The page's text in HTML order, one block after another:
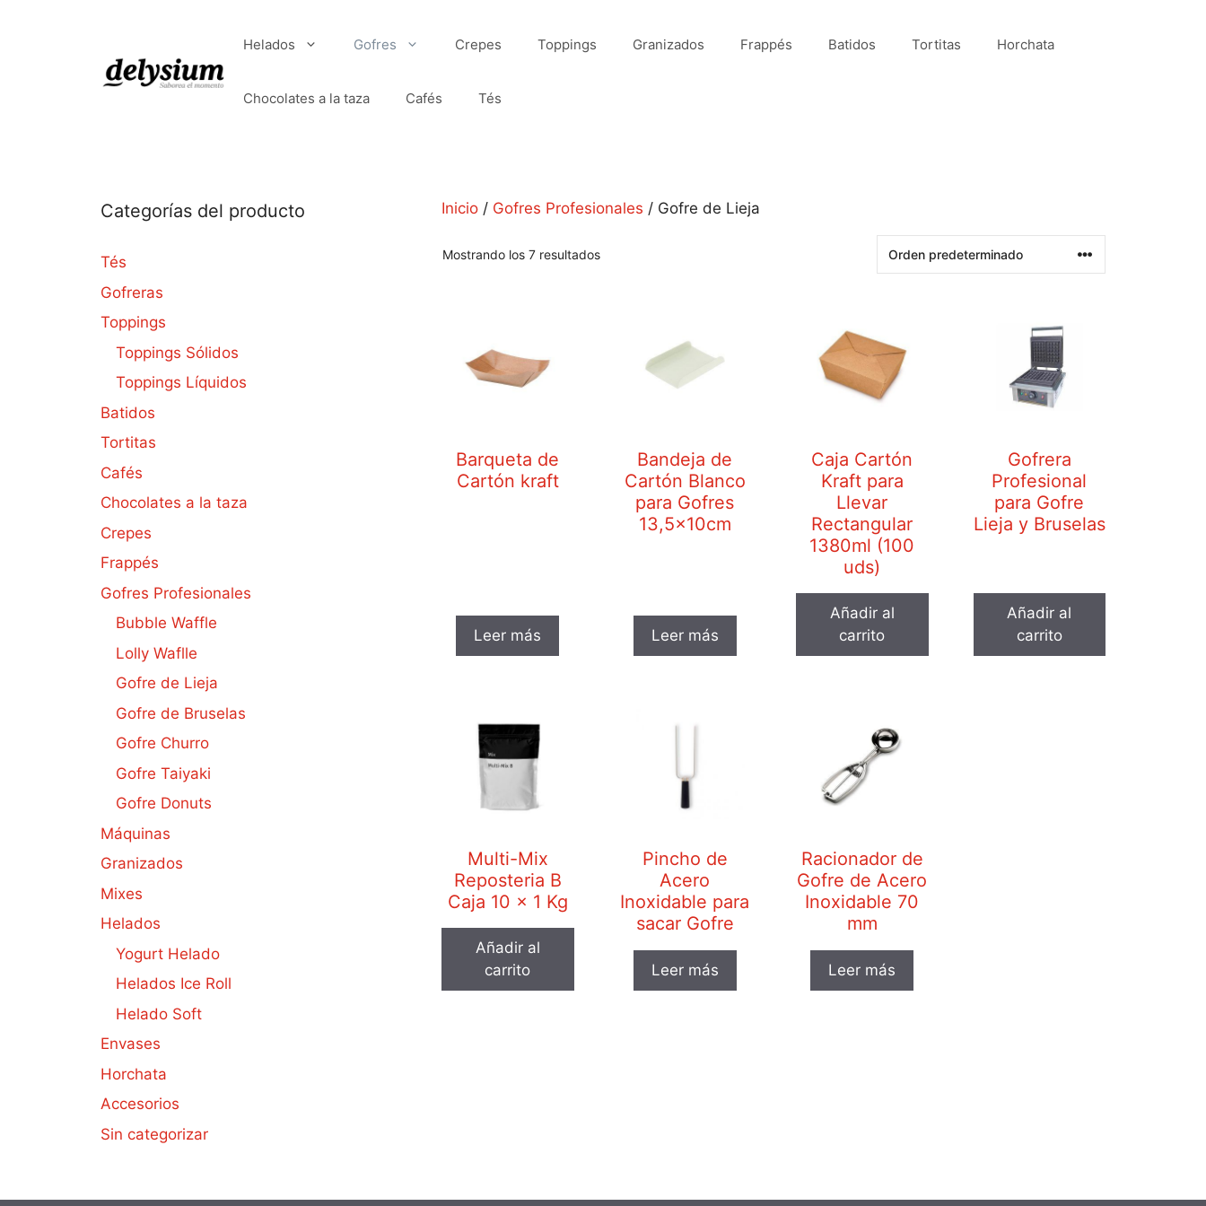
Helados Gofres Crepes Toppings Granizados Frappés Batidos Tortitas Horchata
Chocolates a la taza Cafés Tés
Inicio / Gofres Profesionales / Gofre de Lieja
Mostrando los 7 resultados
Barqueta de
Cartón kraft
Leer más
Bandeja de
Cartón Blanco
para Gofres
13,5x10cm
Leer más
Caja Cartón
Kraft para
Llevar
Rectangular
1380ml (100
uds)
Añadir al
carrito
Gofrera
Profesional
para Gofre
Lieja y Bruselas
Añadir al
carrito
Multi-Mix
Reposteria B
Caja 10 x 1 Kg
Añadir al
carrito
Pincho de
Acero
Inoxidable para
sacar Gofre
Leer más
Racionador de
Gofre de Acero
Inoxidable 70
mm
Leer más
Categorías del producto
Tés
Gofreras
Toppings
Toppings Sólidos
Toppings Líquidos
Batidos
Tortitas
Cafés
Chocolates a la taza
Crepes
Frappés
Gofres Profesionales
Bubble Waffle
Lolly Waflle
Gofre de Lieja
Gofre de Bruselas
Gofre Churro
Gofre Taiyaki
Gofre Donuts
Máquinas
Granizados
Mixes
Helados
Yogurt Helado
Helados Ice Roll
Helado Soft
Envases
Horchata
Accesorios
Sin categorizar